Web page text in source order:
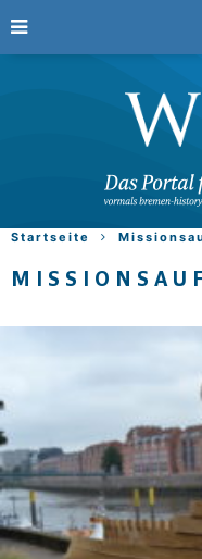
Startseite